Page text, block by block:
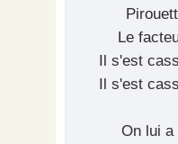
Le
Il s'est
Il s'est
On lui a